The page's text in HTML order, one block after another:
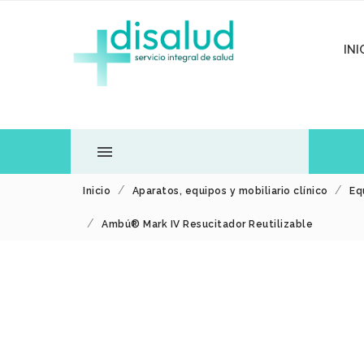

TODOS LOS
Inicio Aparatos, equipos y mobiliario clínico
Ambú® Mark IV Resucitador Reutilizable